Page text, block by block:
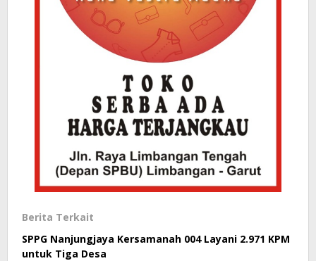
Berita Terkait
SPPG Nanjungjaya Kersamanah 004 Layani 2.971 KPM
untuk Tiga Desa